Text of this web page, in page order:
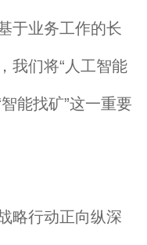
于业务工作的长
我们将“人工智能
能找矿”这一重要
略行动正向纵深